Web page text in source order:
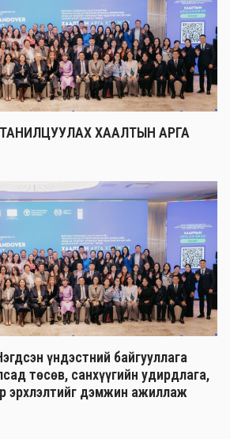
ХААЛТЫН АРГА
үндэстний байгууллага
төсөв, санхүүгийн удирдлага,
эрхлэлтийг дэмжин ажиллаж